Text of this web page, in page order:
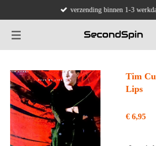
naar
de
verzending binnen 1-3
Tim
Lips
€ 6,95